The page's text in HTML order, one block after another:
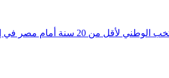
مصر في إطار دورة لوناف المؤهلة لكأس أمم إفريقيا